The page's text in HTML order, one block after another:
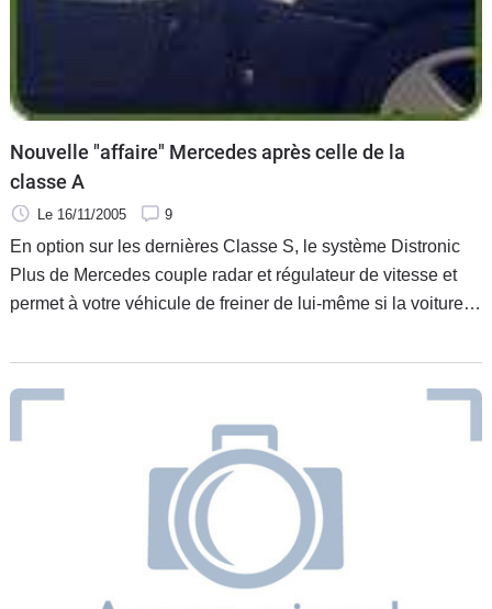
Nouvelle "affaire" Mercedes après celle de la
classe A
Le 16/11/2005 9
En option sur les dernières Classe S, le système Distronic
Plus de Mercedes couple radar et régulateur de vitesse et
permet à votre véhicule de freiner de lui-même si la voiture